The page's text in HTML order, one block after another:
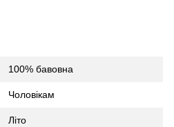
100% бавовна
Чоловікам
Літо